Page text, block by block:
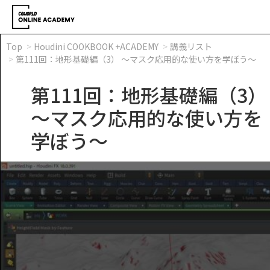
Top Houdini COOKBOOK +ACADEMY
講義リスト
第111回：地形基礎編（3） ～マスク応用的な使い方を学ぼう～
第111回：地形基礎編（3）
～マスク応用的な使い方を
学ぼう～